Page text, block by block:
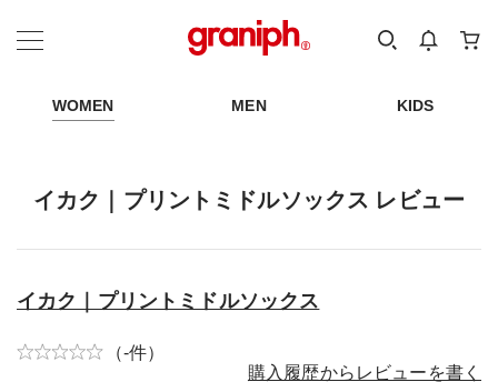
カテゴリーから探す
WOMEN MEN KIDS
イカク｜プリントミドルソックス レビュー
イカク｜プリントミドルソックス
（-件）
購入履歴からレビューを書く